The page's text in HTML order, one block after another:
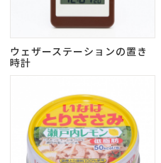
ウェザーステーションの置き
時計